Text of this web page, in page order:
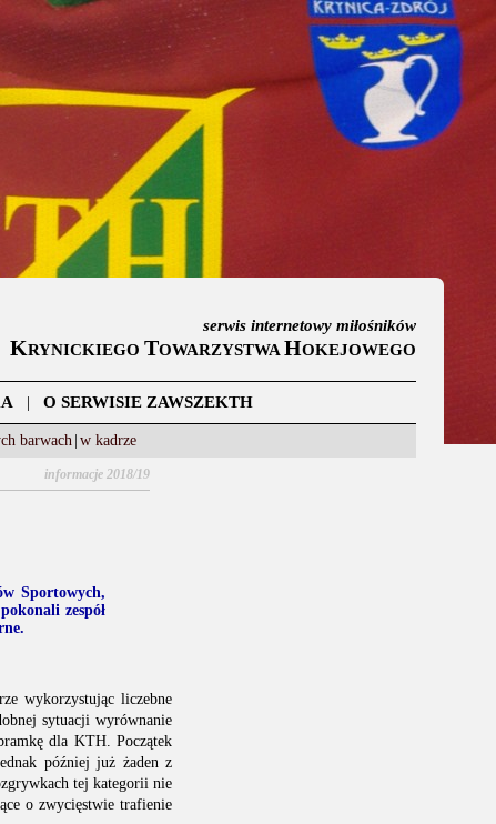
serwis internetowy miłośników
KRYNICKIEGO TOWARZYSTWA HOKEJOWEGO
| O SERWISIE ZAWSZEKTH
barwach w kadrze
informacje 2018/19
Sportowych,
zespół
wykorzystując liczebne
sytuacji wyrównanie
dla KTH. Początek
później już żaden z
tej kategorii nie
o zwycięstwie trafienie